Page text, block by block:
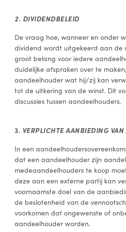
2. DIVIDENDBELEID
De vraag hoe, wanneer en onder
dividend wordt uitgekeerd aan de
groot belang voor iedere
duidelijke afspraken over te
aandeelhouder wat hij/zij kan
tot de uitkering van de winst. Dit
discussies tussen aandeelhouders.
3. VERPLICHTE AANBIEDING
In een
dat een aandeelhouder zijn
medeaandeelhouders te koop
deze aan een externe partij kan
voornaamste doel van de
de beslotenheid van de
voorkomen dat ongewenste of
aandeelhouder worden.